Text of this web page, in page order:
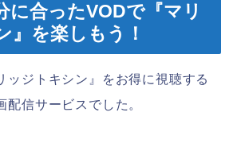
に合ったVODで『マリ
』を楽しもう！
ッジトキシン』をお得に視聴する
配信サービスでした。